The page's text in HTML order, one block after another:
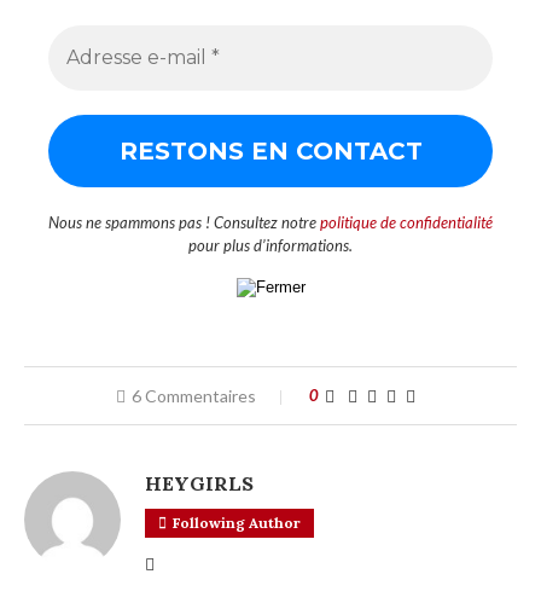
Nous ne spammons pas ! Consultez notrepolitique de confidentialité
pour plus d’informations.
6 Commentaires 0
HEYGIRLS
Following Author